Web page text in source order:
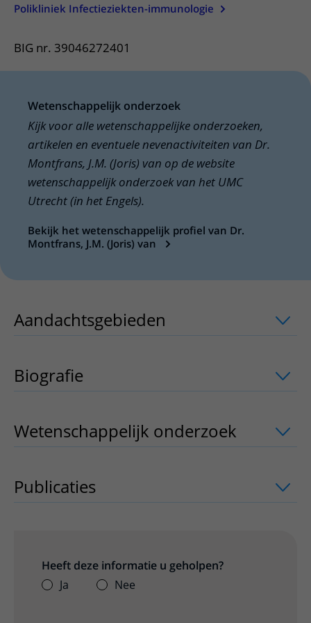
Polikliniek Infectieziekten-immunologie
BIG nr. 39046272401
Wetenschappelijk onderzoek
Kijk voor alle wetenschappelijke onderzoeken,
artikelen en eventuele nevenactiviteiten van Dr.
Montfrans, J.M. (Joris) van op de website
wetenschappelijk onderzoek van het UMC
Utrecht (in het Engels).
Bekijk het wetenschappelijk profiel van Dr.
Montfrans, J.M. (Joris) van
Aandachtsgebieden uitklapper, klik
Biografie
Wetenschappelijk onderzoek
Publicaties uitklapper, klik om te
Heeft deze informatie u geholpen?
Ja
Nee